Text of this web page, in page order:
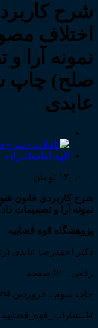
شرح
نمونه آرا
صلح) چاپ
عابدی
۱۲۰,۰۰۰ تومان
نمونه آرا و تصمیمات
پژوهشگاه قوه قضاییه
دکتر احمدرضا عابدی
رقعی ـ 81 صفحه
چاپ سوم ـ فروردین 1404
#انتشارات_قوه_قضاییه